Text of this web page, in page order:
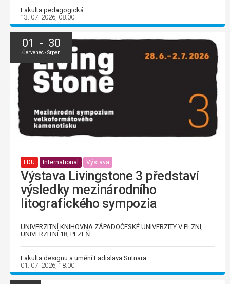
Fakulta pedagogická
13. 07. 2026, 08:00
01 - 30
Červenec - Srpen
FDU International Výstava
Výstava Livingstone 3 představí
výsledky mezinárodního
litografického sympozia
UNIVERZITNÍ KNIHOVNA ZÁPADOČESKÉ UNIVERZITY V PLZNI,
UNIVERZITNÍ 18, PLZEŇ
Fakulta designu a umění Ladislava Sutnara
01. 07. 2026, 18:00